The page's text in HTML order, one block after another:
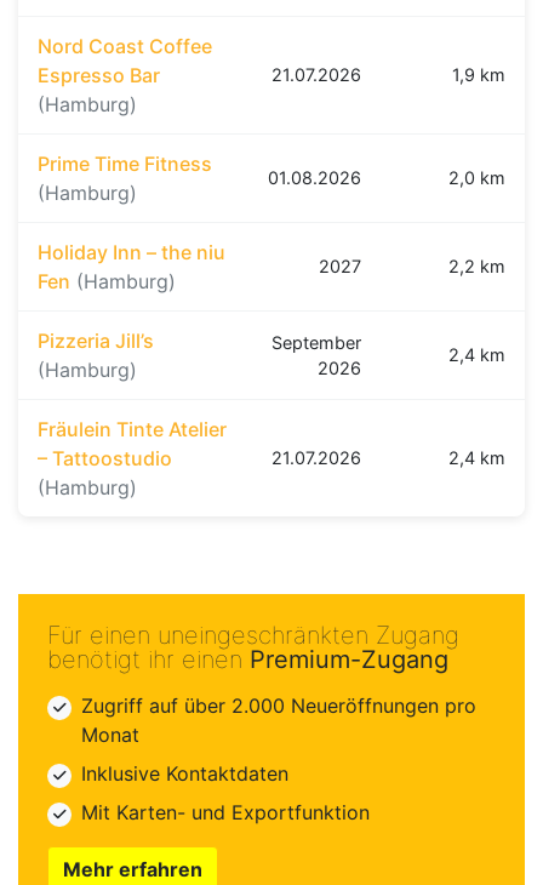
Nord Coast Coffee
Espresso Bar
(Hamburg)
21.07.2026 1,9 km
Prime Time Fitness
(Hamburg)
01.08.2026 2,0 km
Holiday Inn – the niu
Fen (Hamburg)
2027 2,2 km
Pizzeria Jill’s
(Hamburg)
September
2026
2,4 km
Fräulein Tinte Atelier
– Tattoostudio
(Hamburg)
21.07.2026 2,4 km
Für einen uneingeschränkten Zugang
benötigt ihr einen Premium-Zugang
Zugriff auf über 2.000 Neueröffnungen pro
Monat
Inklusive Kontaktdaten
Mit Karten- und Exportfunktion
Mehr erfahren